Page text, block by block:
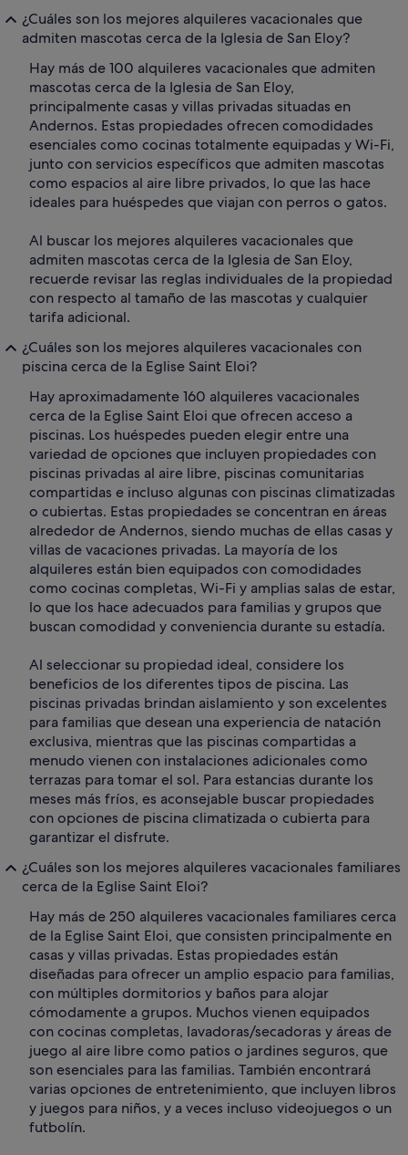
¿Cuáles son los mejores alquileres vacacionales que
admiten mascotas cerca de la Iglesia de San Eloy?
Hay más de 100 alquileres vacacionales que admiten
mascotas cerca de la Iglesia de San Eloy,
principalmente casas y villas privadas situadas en
Andernos. Estas propiedades ofrecen comodidades
esenciales como cocinas totalmente equipadas y Wi-Fi,
junto con servicios específicos que admiten mascotas
como espacios al aire libre privados, lo que las hace
ideales para huéspedes que viajan con perros o gatos.
Al buscar los mejores alquileres vacacionales que
admiten mascotas cerca de la Iglesia de San Eloy,
recuerde revisar las reglas individuales de la propiedad
con respecto al tamaño de las mascotas y cualquier
tarifa adicional.
¿Cuáles son los mejores alquileres vacacionales con
piscina cerca de la Eglise Saint Eloi?
Hay aproximadamente 160 alquileres vacacionales
cerca de la Eglise Saint Eloi que ofrecen acceso a
piscinas. Los huéspedes pueden elegir entre una
variedad de opciones que incluyen propiedades con
piscinas privadas al aire libre, piscinas comunitarias
compartidas e incluso algunas con piscinas climatizadas
o cubiertas. Estas propiedades se concentran en áreas
alrededor de Andernos, siendo muchas de ellas casas y
villas de vacaciones privadas. La mayoría de los
alquileres están bien equipados con comodidades
como cocinas completas, Wi-Fi y amplias salas de estar,
lo que los hace adecuados para familias y grupos que
buscan comodidad y conveniencia durante su estadía.
Al seleccionar su propiedad ideal, considere los
beneficios de los diferentes tipos de piscina. Las
piscinas privadas brindan aislamiento y son excelentes
para familias que desean una experiencia de natación
exclusiva, mientras que las piscinas compartidas a
menudo vienen con instalaciones adicionales como
terrazas para tomar el sol. Para estancias durante los
meses más fríos, es aconsejable buscar propiedades
con opciones de piscina climatizada o cubierta para
garantizar el disfrute.
¿Cuáles son los mejores alquileres vacacionales familiares
cerca de la Eglise Saint Eloi?
Hay más de 250 alquileres vacacionales familiares cerca
de la Eglise Saint Eloi, que consisten principalmente en
casas y villas privadas. Estas propiedades están
diseñadas para ofrecer un amplio espacio para familias,
con múltiples dormitorios y baños para alojar
cómodamente a grupos. Muchos vienen equipados
con cocinas completas, lavadoras/secadoras y áreas de
juego al aire libre como patios o jardines seguros, que
son esenciales para las familias. También encontrará
varias opciones de entretenimiento, que incluyen libros
y juegos para niños, y a veces incluso videojuegos o un
futbolín.